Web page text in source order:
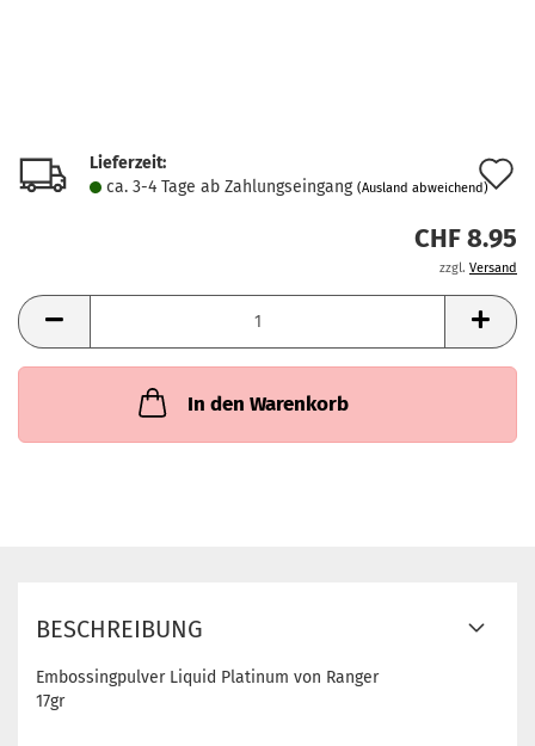
Lieferzeit:
ca. 3-4 Tage ab Zahlungseingang (Ausland abweichend)
CHF 8.95
zzgl. Versand
In den Warenkorb
BESCHREIBUNG
Embossingpulver Liquid Platinum von Ranger
17gr